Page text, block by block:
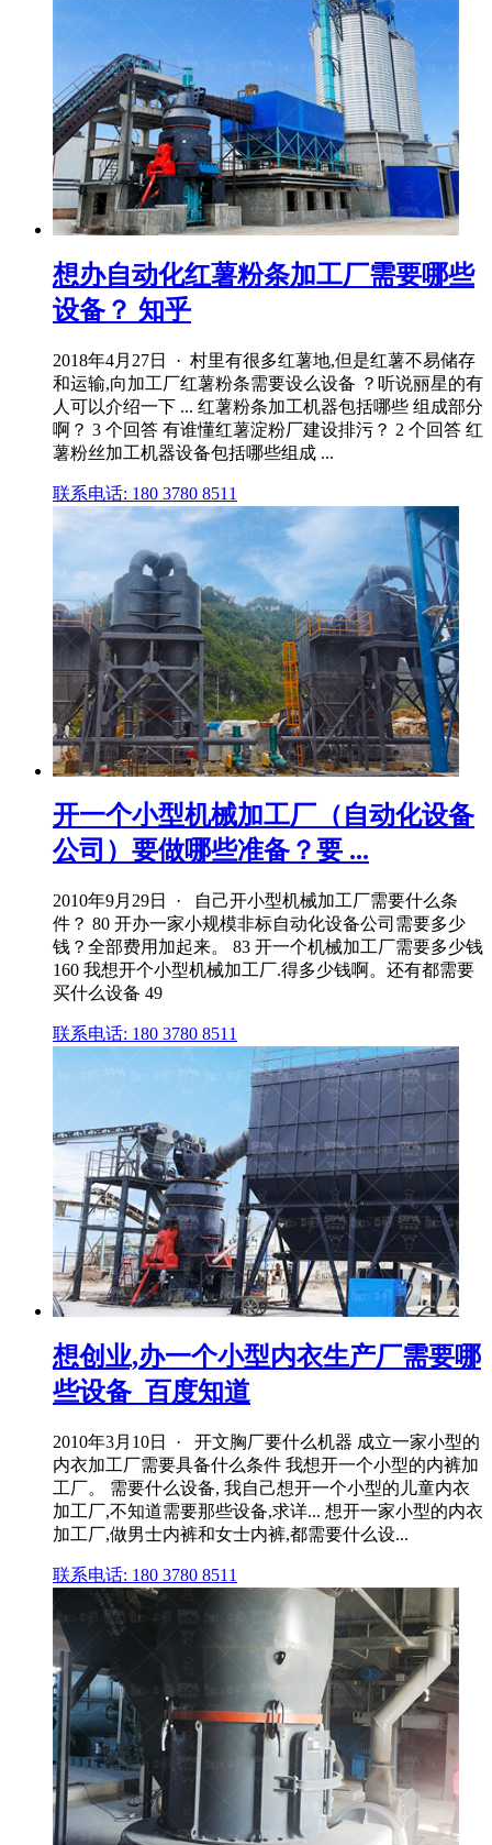
想办自动化红薯粉条加工厂需要哪些
设备？ 知乎
2018年4月27日 · 村里有很多红薯地,但是红薯不易储存
和运输,向加工厂红薯粉条需要设么设备 ？听说丽星的有
人可以介绍一下 ... 红薯粉条加工机器包括哪些 组成部分
啊？ 3 个回答 有谁懂红薯淀粉厂建设排污？ 2 个回答 红
薯粉丝加工机器设备包括哪些组成 ...
联系电话: 180 3780 8511
开一个小型机械加工厂（自动化设备
公司）要做哪些准备？要 ...
2010年9月29日 · 自己开小型机械加工厂需要什么条
件？ 80 开办一家小规模非标自动化设备公司需要多少
钱？全部费用加起来。 83 开一个机械加工厂需要多少钱
160 我想开个小型机械加工厂.得多少钱啊。还有都需要
买什么设备 49
联系电话: 180 3780 8511
想创业,办一个小型内衣生产厂需要哪
些设备_百度知道
2010年3月10日 · 开文胸厂要什么机器 成立一家小型的
内衣加工厂需要具备什么条件 我想开一个小型的内裤加
工厂。 需要什么设备, 我自己想开一个小型的儿童内衣
加工厂,不知道需要那些设备,求详... 想开一家小型的内衣
加工厂,做男士内裤和女士内裤,都需要什么设...
联系电话: 180 3780 8511